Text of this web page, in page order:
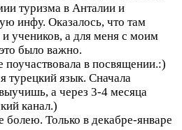
туризма в Анталии и
инфу. Оказалось, что там
учеников, а для меня с моим
было важно.
в посвящении.:)
турецкий язык. Сначала
а через 3-4 месяца
канал.)
болею. Только в декабре-январе